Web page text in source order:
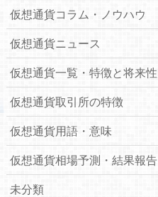
仮想通貨コラム・ノウハウ
仮想通貨ニュース
仮想通貨一覧・特徴と将来性
仮想通貨取引所の特徴
仮想通貨用語・意味
仮想通貨相場予測・結果報告
未分類